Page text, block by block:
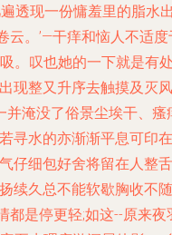
透现一份慵羞里的脂水
云。’—干痒和恼人不适度
。叹也她的一下就是有
现整又升序去触摸及灭风
并淹没了俗景尘埃干、瘙
寻水的亦渐渐平息可印在
仔细包好舍将留在人整舌
续久总不能软歇胸收不随
都是停更轻;如这--原来夜